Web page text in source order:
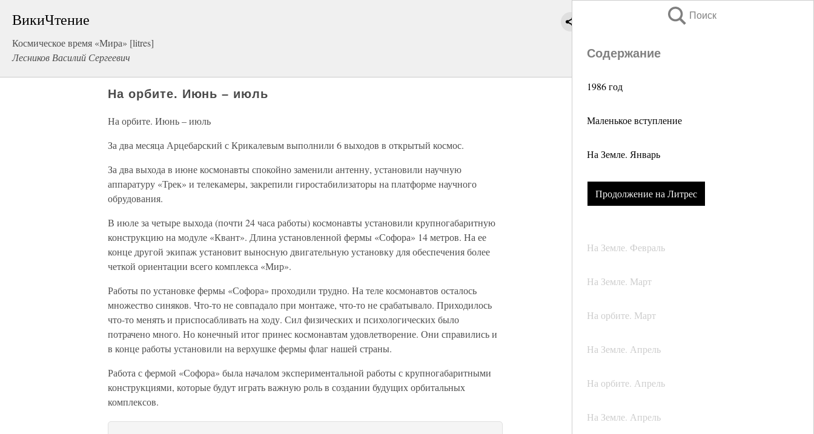
ВикиЧтение
Космическое время «Мира» [litres]
Лесников Василий Сергеевич
Поиск
Содержание
1986 год
Маленькое вступление
На Земле. Январь
Продолжение на Литрес
На Земле. Февраль
На Земле. Март
На орбите. Март
На Земле. Апрель
На орбите. Апрель
На Земле. Апрель
На орбите. Июнь – июль
На орбите. Июнь – июль
За два месяца Арцебарский с Крикалевым выполнили 6 выходов в открытый космос.
За два выхода в июне космонавты спокойно заменили антенну, установили научную
аппаратуру «Трек» и телекамеры, закрепили гиростабилизаторы на платформе научного
обрудования.
В июле за четыре выхода (почти 24 часа работы) космонавты установили крупногабаритную
конструкцию на модуле «Квант». Длина установленной фермы «Софора» 14 метров. На ее
конце другой экипаж установит выносную двигательную установку для обеспечения более
четкой ориентации всего комплекса «Мир».
Работы по установке фермы «Софора» проходили трудно. На теле космонавтов осталось
множество синяков. Что-то не совпадало при монтаже, что-то не срабатывало. Приходилось
что-то менять и приспосабливать на ходу. Сил физических и психологических было
потрачено много. Но конечный итог принес космонавтам удовлетворение. Они справились и
в конце работы установили на верхушке фермы флаг нашей страны.
Работа с фермой «Софора» была началом экспериментальной работы с крупногабаритными
конструкциями, которые будут играть важную роль в создании будущих орбитальных
комплексов.